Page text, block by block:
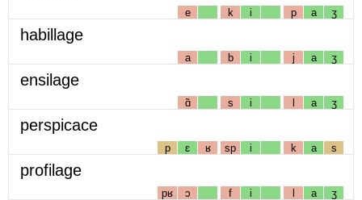
e k i p a ʒ
habillage
a b i j a ʒ
ensilage
ɑ̃ s i l a ʒ
perspicace
p ɛ ʁ sp i k a s
profilage
pʁ ɔ f i l a ʒ